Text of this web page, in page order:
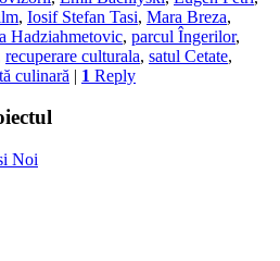
, Iosif Stefan Tasi, Mara Breza,
Hadziahmetovic, parcul Îngerilor,
recuperare culturala, satul Cetate,
culinară | 1 Reply